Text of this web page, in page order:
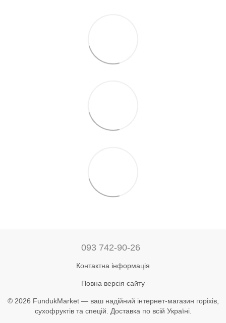
093 742-90-26
Контактна інформація
Повна версія сайту
© 2026 FundukMarket — ваш надійний інтернет-магазин горіхів,
сухофруктів та спецій. Доставка по всій Україні.